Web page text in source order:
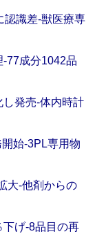
認識差‐獣医療専
成分1042品
発売‐体内時計
始‐3PL専用物
大‐他剤からの
げ‐8品目の再